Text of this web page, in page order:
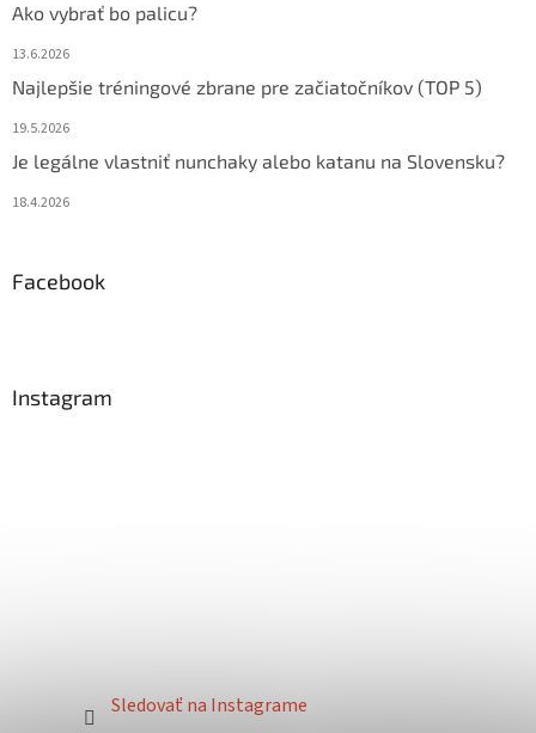
Ako vybrať bo palicu?
13.6.2026
Najlepšie tréningové zbrane pre začiatočníkov (TOP 5)
19.5.2026
Je legálne vlastniť nunchaky alebo katanu na Slovensku?
18.4.2026
Facebook
Instagram
Sledovať na Instagrame